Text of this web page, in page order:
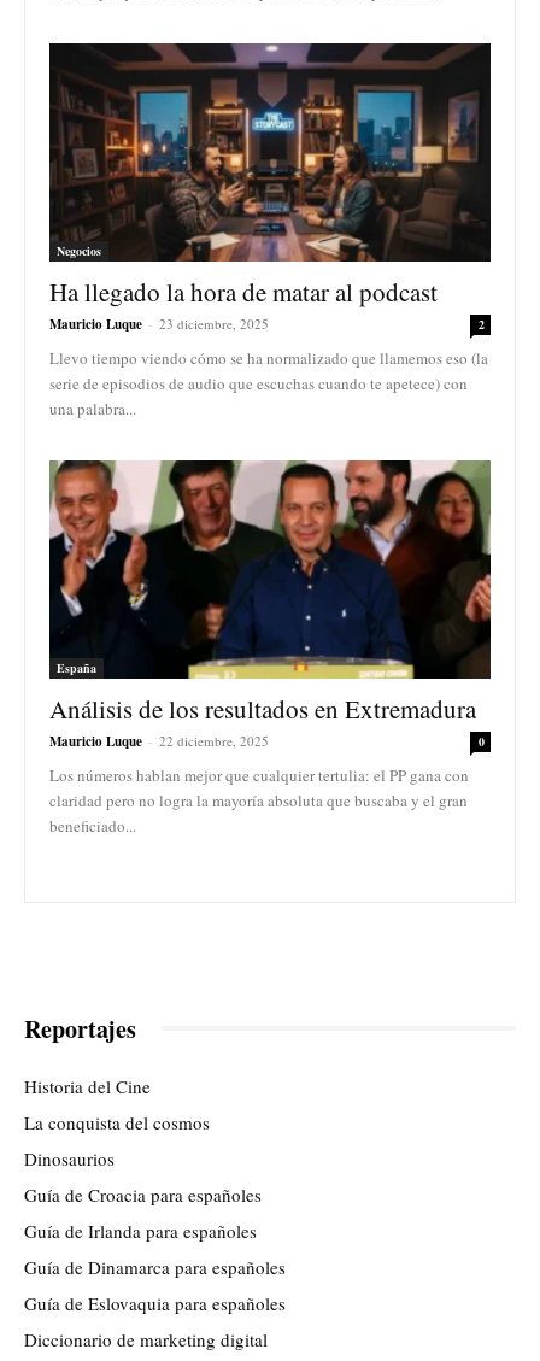
Negocios
Ha llegado la hora de matar al podcast
Mauricio Luque - 23 diciembre, 2025 2
Llevo tiempo viendo cómo se ha normalizado que llamemos eso (la
serie de episodios de audio que escuchas cuando te apetece) con
una palabra...
España
Análisis de los resultados en Extremadura
Mauricio Luque - 22 diciembre, 2025 0
Los números hablan mejor que cualquier tertulia: el PP gana con
claridad pero no logra la mayoría absoluta que buscaba y el gran
beneficiado...
Reportajes
Historia del Cine
La conquista del cosmos
Dinosaurios
Guía de Croacia para españoles
Guía de Irlanda para españoles
Guía de Dinamarca para españoles
Guía de Eslovaquia para españoles
Diccionario de marketing digital